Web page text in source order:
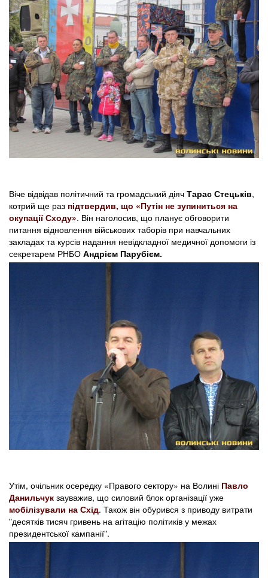
Віче відвідав політичний та громадський діяч Тарас Стецьків,
котрий ще раз підтвердив, що «Путін не зупиниться на
окупації Сходу». Він наголосив, що планує обговорити
питання відновлення військових таборів при навчальних
закладах та курсів надання невідкладної медичної допомоги із
секретарем РНБО Андрієм Парубієм.
Утім, очільник осередку «Правого сектору» на Волині Павло
Данильчук зауважив, що силовий блок організації уже
мобілізували на Схід. Також він обурився з приводу витрати
"десятків тисяч гривень на агітацію політиків у межах
президентської кампанії".